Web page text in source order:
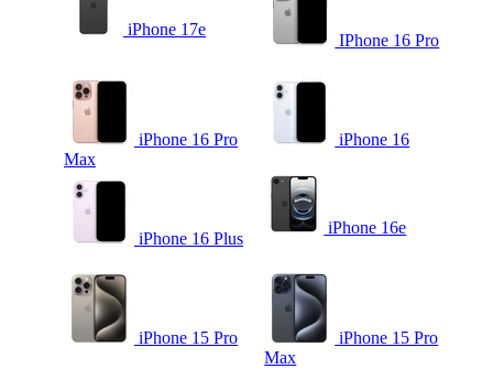
iPhone 17e
IPhone 16 Pro
iPhone 16 Pro
Max
iPhone 16
iPhone 16 Plus
iPhone 16e
iPhone 15 Pro
iPhone 15 Pro
Max